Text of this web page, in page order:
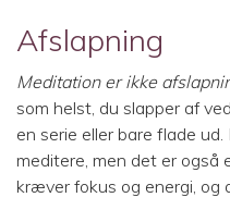
Afslapning
Meditation er ikke
som helst, du slapper af
en serie eller bare flade
meditere, men det er også
kræver fokus og energi, og